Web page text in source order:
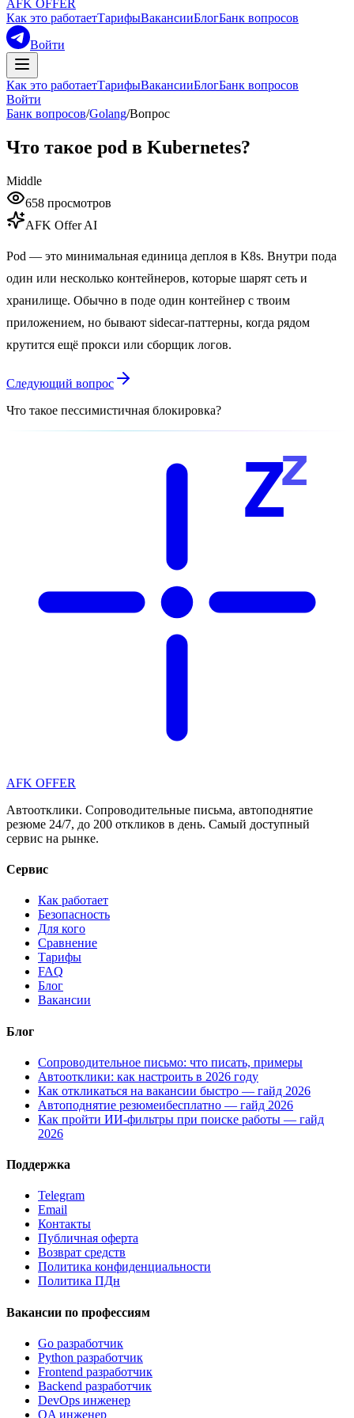
AFK OFFER
Как это работаетТарифыВакансииБлогБанк вопросов
Войти
Как это работаетТарифыВакансииБлогБанк вопросов
Войти
Банк вопросов/Golang/Вопрос
Что такое pod в Kubernetes?
Middle
658 просмотров
AFK Offer AI
Pod — это минимальная единица деплоя в K8s. Внутри пода
один или несколько контейнеров, которые шарят сеть и
хранилище. Обычно в поде один контейнер с твоим
приложением, но бывают sidecar-паттерны, когда рядом
крутится ещё прокси или сборщик логов.
Следующий вопрос
Что такое пессимистичная блокировка?
Zz
AFK OFFER
Автоотклики. Сопроводительные письма, автоподнятие
резюме 24/7, до 200 откликов в день. Самый доступный
сервис на рынке.
Сервис
Как работает
Безопасность
Для кого
Сравнение
Тарифы
FAQ
Блог
Вакансии
Блог
Сопроводительное письмо: что писать, примеры
Автоотклики: как настроить в 2026 году
Как откликаться на вакансии быстро — гайд 2026
Автоподнятие резюмеибесплатно — гайд 2026
Как пройти ИИ-фильтры при поиске работы — гайд
2026
Поддержка
Telegram
Email
Контакты
Публичная оферта
Возврат средств
Политика конфиденциальности
Политика ПДн
Вакансии по профессиям
Go разработчик
Python разработчик
Frontend разработчик
Backend разработчик
DevOps инженер
QA инженер